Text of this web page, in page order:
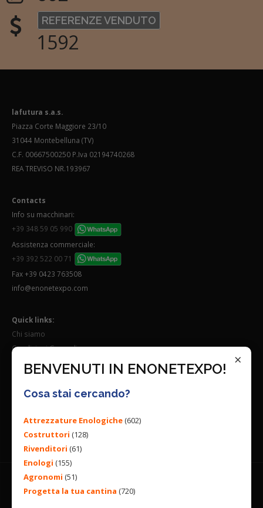
×
BENVENUTI IN ENONETEXPO!
Cosa stai cercando?
Attrezzature Enologiche(602)
Costruttori (128)
Rivenditori (61)
Enologi (155)
Agronomi (51)
Progetta la tua cantina (720)
REFERENZE VENDUTO
1592
lafutura s.a.s.
Piazza Corte Maggiore 23/10
31044 Montebelluna (TV)
C.F. 00667500250 P.Iva 02194740268
REA TREVISO NR.193967
Contacts
Info su macchinari:
+39 348 59 05 990
Assistenza commerciale:
+39 392 522 00 71
Fax +39 0423 763508
info@enonetexpo.com
Quick links:
Chi siamo
Condizioni Generali
Lavora con noi
Seguici su:
© 2026 ENGINEERING BY